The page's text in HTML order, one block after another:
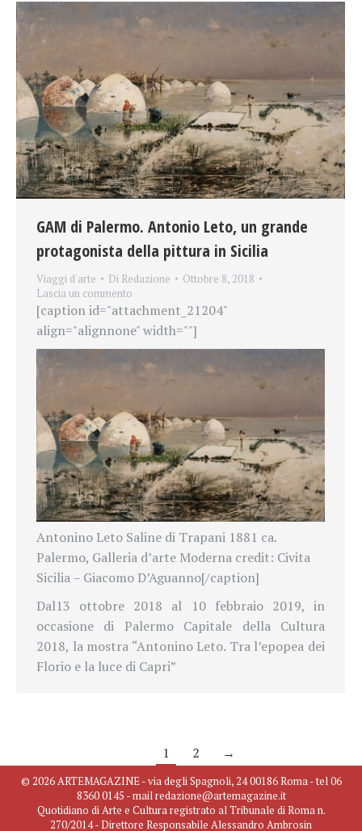
GAM di Palermo. Antonio Leto, un grande
protagonista della pittura in Sicilia
Viaggi d'arte Di Redazione
Ottobre 8, 2018
Lascia un commento
[caption id="attachment_21204"
align="alignnone" width=""]
Antonino Leto Saline di Trapani 1881 ca.
Palermo, Galleria d’arte Moderna credit: Civita
Sicilia – Giacomo D’Aguanno[/caption]
Dal13 ottobre 2018 al 10 febbraio 2019, in
occasione di Palermo Capitale della Cultura
2018, la mostra “Antonino Leto. Tra l’epopea dei
Florio e la luce di Capri”
1 2 →
© 2026 ARTEMAGAZINE - via degli Spagnoli, 24 00186 Roma - tel 06
8360 0145 - mail redazione@artemagazine.it
Quotidiano di Arte e Cultura registrato al Tribunale di Roma n.
270/2014 - Direttore Responsabile Alessandro Ambrosin